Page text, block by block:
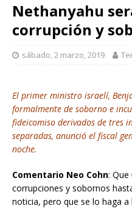
Nethanyahu
corrupción y
sábado, 2 marzo, 2019
El primer ministro israelí,
formalmente de soborno e
fideicomiso derivados de tres
separadas, anunció el fiscal
noche.
Comentario Neo Cohn:
corrupciones y sobornos
noticia, pero que se lo haga